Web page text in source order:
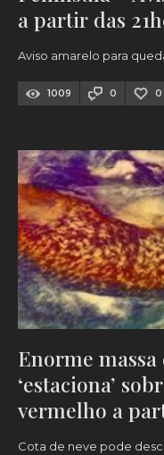
a partir das
Aviso amarelo para
1009 0 0
Enorme
‘estaciona’
vermelho a
Cota de neve pode